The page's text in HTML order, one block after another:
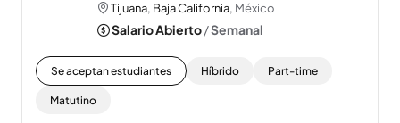
Tijuana, Baja California, México
Salario Abierto/Semanal
Se aceptan estudiantes Híbrido Part-time
Matutino